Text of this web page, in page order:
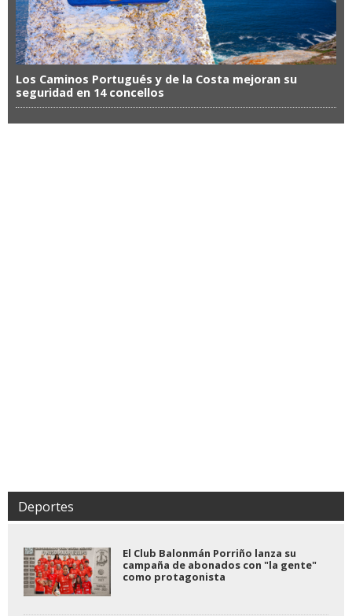
Los Caminos Portugués y de la Costa mejoran su
seguridad en 14 concellos
Deportes
El Club Balonmán Porriño lanza su
campaña de abonados con "la gente"
como protagonista